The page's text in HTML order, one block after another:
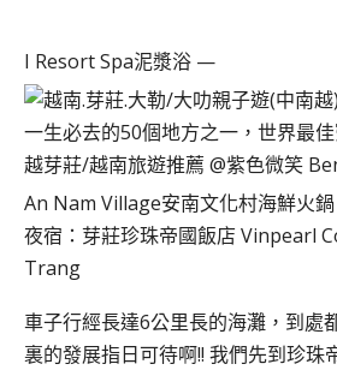
I Resort Spa泥漿浴 —
An Nam Village安南文化村海鮮火鍋
夜宿：芽莊珍珠帝國飯店 Vinpearl
Trang‎
車子行經長達6公里長的海灘，到處
裏的發展指日可待啊!! 我們先到珍珠